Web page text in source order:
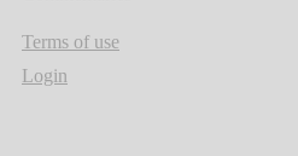
Terms of use
Login